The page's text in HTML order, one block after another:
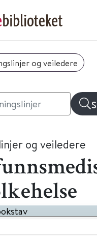
og veiledere
og veiledere